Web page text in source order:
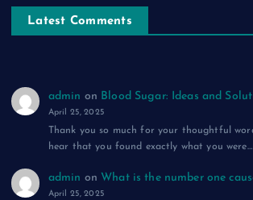
Latest Comments
admin on Blood Sugar: Ideas and
April 25, 2025
Thank you so much for your thoughtful
hear that you found exactly what you were…
admin on What is the number one
April 25, 2025